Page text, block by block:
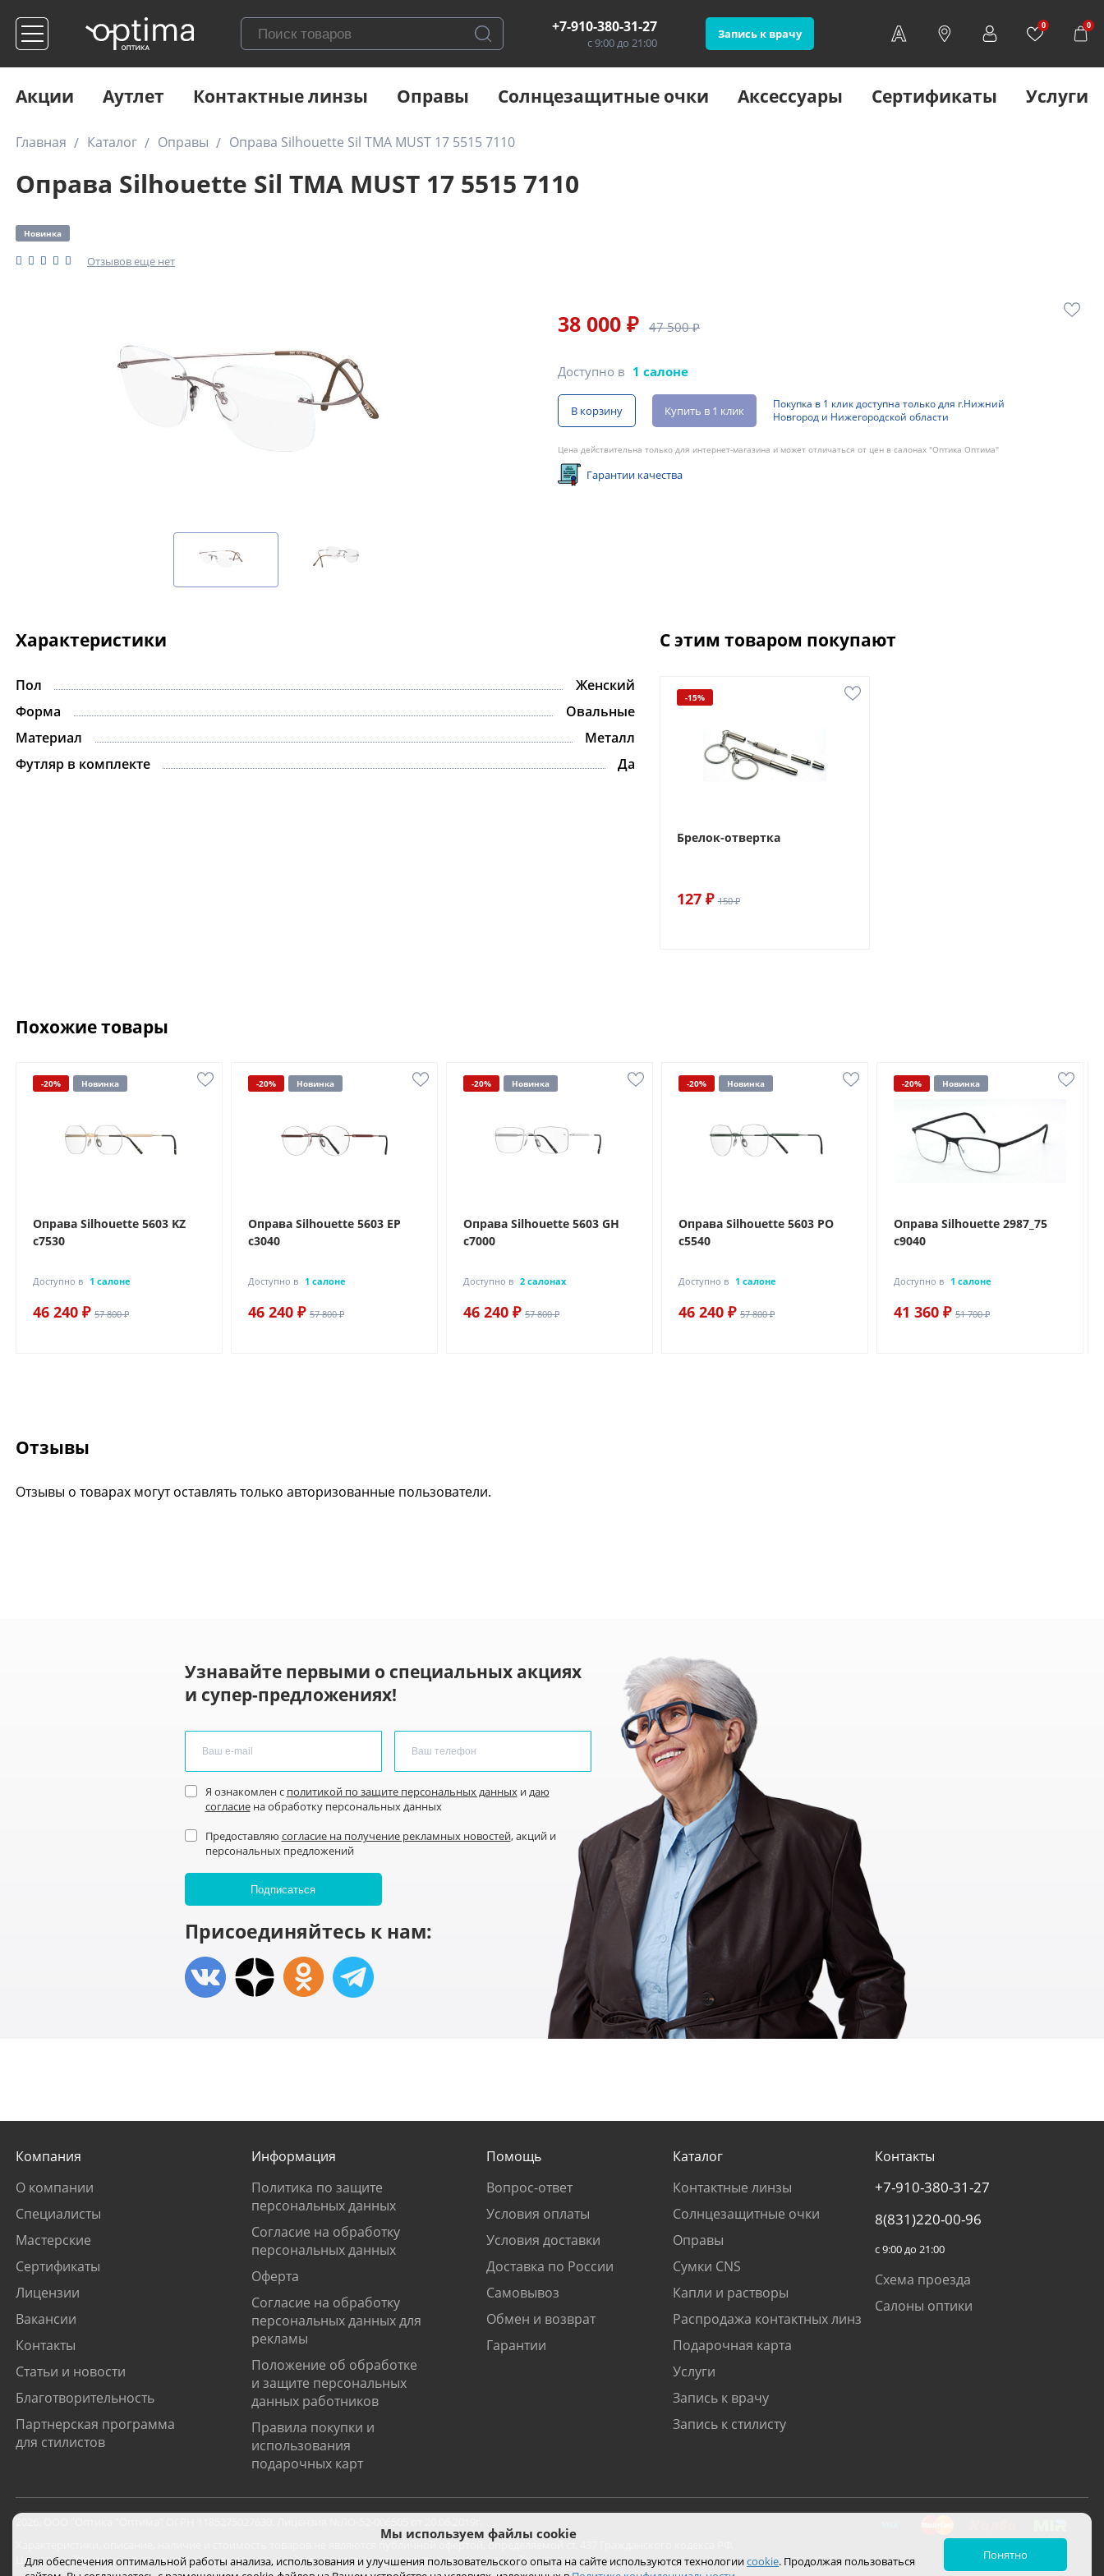
+7-910-380-31-27
с 9:00 до 21:00
Запись к врачу
0 0
Акции Аутлет Контактные линзы Оправы Солнцезащитные очки Аксессуары Сертификаты Услуги
Главная Каталог Оправы Оправа Silhouette Sil TMA MUST 17 5515 7110
Оправа Silhouette Sil TMA MUST 17 5515 7110
Новинка
Отзывов еще нет
38 000 ₽ 47 500 ₽
Доступно в 1 салоне
В корзину Купить в 1 клик
Покупка в 1 клик доступна только для г.Нижний
Новгород и Нижегородской области
Цена действительна только для интернет-магазина и может отличаться от цен в салонах "Оптика Оптима"
Гарантии качества
Характеристики
Пол
Женский
Форма
Овальные
Материал
Металл
Футляр в комплекте
Да
С этим товаром покупают
-15%
Брелок-отвертка
127 ₽ 150 ₽
Похожие товары
-20% Новинка
Оправа Silhouette 5603 KZ
c7530
Доступно в 1 салоне
46 240 ₽ 57 800 ₽
-20% Новинка
Оправа Silhouette 5603 EP
c3040
Доступно в 1 салоне
46 240 ₽ 57 800 ₽
-20% Новинка
Оправа Silhouette 5603 GH
c7000
Доступно в 2 салонах
46 240 ₽ 57 800 ₽
-20% Новинка
Оправа Silhouette 5603 PO
c5540
Доступно в 1 салоне
46 240 ₽ 57 800 ₽
-20% Новинка
Оправа Silhouette 2987_75
c9040
Доступно в 1 салоне
41 360 ₽ 51 700 ₽
Отзывы
Отзывы о товарах могут оставлять только авторизованные пользователи.
Узнавайте первыми о специальных акциях
и супер-предложениях!
Я ознакомлен с политикой по защите персональных данныхидаю
согласиена обработку персональных данных
Предоставляю согласие на получение рекламных новостей, акций и
персональных предложений
Присоединяйтесь к нам:
Компания
О компании
Специалисты
Мастерские
Сертификаты
Лицензии
Вакансии
Контакты
Статьи и новости
Благотворительность
Партнерская программа
для стилистов
Информация
Политика по защите
персональных данных
Согласие на обработку
персональных данных
Оферта
Согласие на обработку
персональных данных для
рекламы
Положение об обработке
и защите персональных
данных работников
Правила покупки и
использования
подарочных карт
Помощь
Вопрос-ответ
Условия оплаты
Условия доставки
Доставка по России
Самовывоз
Обмен и возврат
Гарантии
Каталог
Контактные линзы
Солнцезащитные очки
Оправы
Сумки CNS
Капли и растворы
Распродажа контактных линз
Подарочная карта
Услуги
Запись к врачу
Запись к стилисту
Контакты
+7-910-380-31-27
8(831)220-00-96
с 9:00 до 21:00
Схема проезда
Салоны оптики
Характеристики, описание, наличие и стоимость товаров не являются публичной офертой, определяемой ст. 437 Гражданского кодекса РФ.
Цены на сайте могут отличаться от цен в салонах и действуют только при покупке с помощью сайта.
Мы используем файлы cookie
Для обеспечения оптимальной работы анализа, использования и улучшения пользовательского опыта на сайте используются технологииcookie. Продолжая пользоваться
Понятно